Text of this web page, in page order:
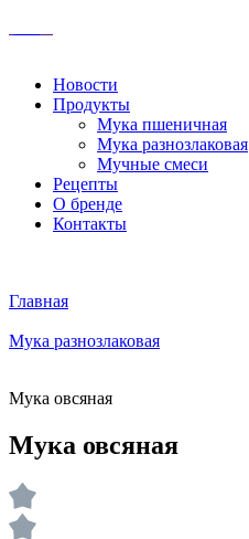
Новости
Продукты
Мука пшеничная
Мука разнозлаковая
Мучные смеси
Рецепты
О бренде
Контакты
Главная
Мука разнозлаковая
Мука овсяная
Мука овсяная